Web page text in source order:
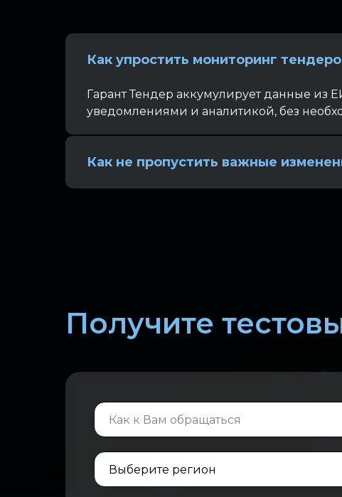
Как упростить мониторинг
Гарант Тендер аккумулирует данные
уведомлениями и аналитикой, без
Как не пропустить важные
Получите